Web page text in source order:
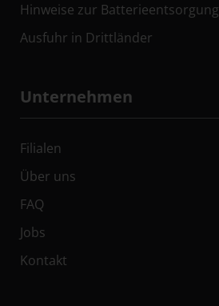
Hinweise zur Batterieentsorgung
Ausfuhr in Drittländer
Unternehmen
Filialen
Über uns
FAQ
Jobs
Kontakt